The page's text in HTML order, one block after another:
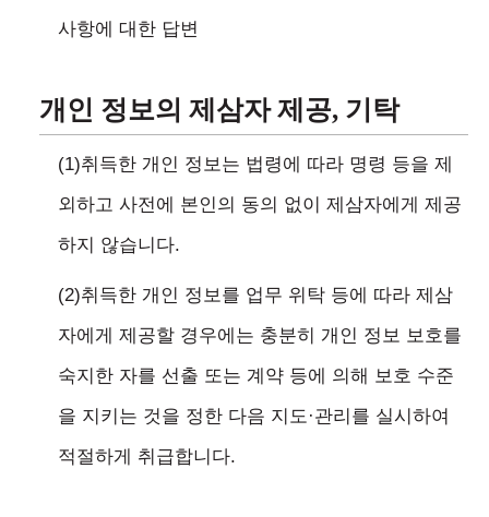
사항에 대한 답변
개인 정보의 제삼자 제공, 기탁
(1)취득한 개인 정보는 법령에 따라 명령 등을 제
외하고 사전에 본인의 동의 없이 제삼자에게 제공
하지 않습니다.
(2)취득한 개인 정보를 업무 위탁 등에 따라 제삼
자에게 제공할 경우에는 충분히 개인 정보 보호를
숙지한 자를 선출 또는 계약 등에 의해 보호 수준
을 지키는 것을 정한 다음 지도·관리를 실시하여
적절하게 취급합니다.